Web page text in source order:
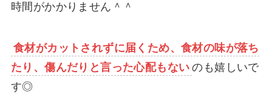
時間がかかりません＾＾
食材がカットされずに届くため、食材の味が落ち
たり、傷んだりと言った心配もない のも嬉しいで
す◎